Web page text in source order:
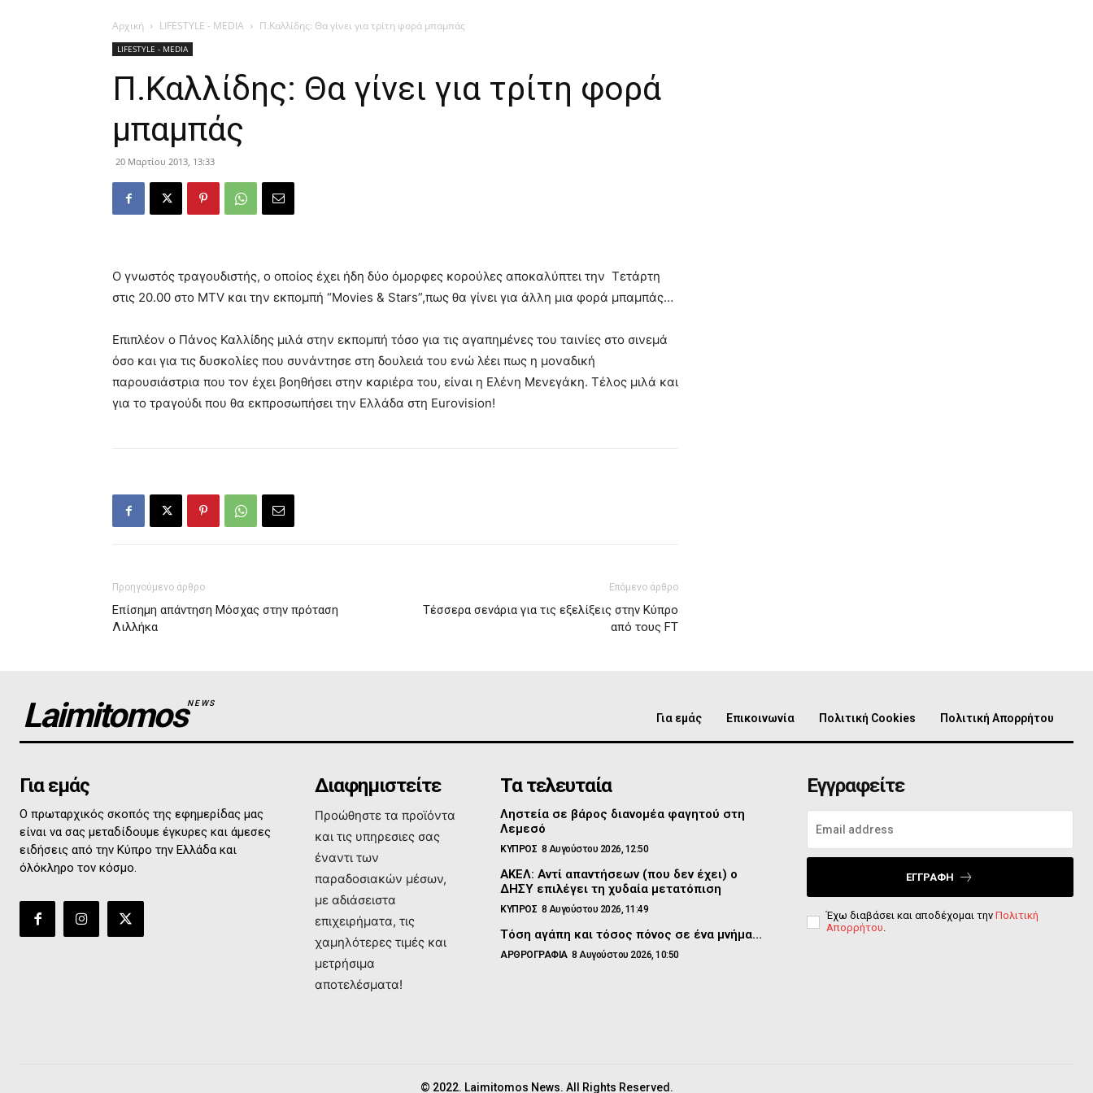
Αρχική LIFESTYLE - MEDIA Π.Καλλίδης: Θα γίνει για τρίτη φορά μπαμπάς
LIFESTYLE - MEDIA
Π.Καλλίδης: Θα γίνει για τρίτη φορά
μπαμπάς
20 Μαρτίου 2013, 13:33
Ο γνωστός τραγουδιστής, ο οποίος έχει ήδη δύο όμορφες κορούλες αποκαλύπτει την Τετάρτη
στις 20.00 στο MTV και την εκπομπή “Movies & Stars”,πως θα γίνει για άλλη μια φορά μπαμπάς…
Επιπλέον ο Πάνος Καλλίδης μιλά στην εκπομπή τόσο για τις αγαπημένες του ταινίες στο σινεμά
όσο και για τις δυσκολίες που συνάντησε στη δουλειά του ενώ λέει πως η μοναδική
παρουσιάστρια που τον έχει βοηθήσει στην καριέρα του, είναι η Ελένη Μενεγάκη. Τέλος μιλά και
για το τραγούδι που θα εκπροσωπήσει την Ελλάδα στη Eurovision!
Προηγούμενο άρθρο
Επίσημη απάντηση Μόσχας στην πρόταση
Λιλλήκα
Επόμενο άρθρο
Τέσσερα σενάρια για τις εξελίξεις στην Κύπρο
από τους FT
LaimitomosNEWS
Για εμάς Επικοινωνία Πολιτική Cookies Πολιτική Απορρήτου
Για εμάς
Ο πρωταρχικός σκοπός της εφημερίδας μας
είναι να σας μεταδίδουμε έγκυρες και άμεσες
ειδήσεις από την Κύπρο την Ελλάδα και
όλόκληρο τον κόσμο.
Διαφημιστείτε
Προώθηστε τα προϊόντα
και τις υπηρεσιες σας
έναντι των
παραδοσιακών μέσων,
με αδιάσειστα
επιχειρήματα, τις
χαμηλότερες τιμές και
μετρήσιμα
αποτελέσματα!
Τα τελευταία
Ληστεία σε βάρος διανομέα φαγητού στη
Λεμεσό
ΚΥΠΡΟΣ 8 Αυγούστου 2026, 12:50
ΑΚΕΛ: Αντί απαντήσεων (που δεν έχει) ο
ΔΗΣΥ επιλέγει τη χυδαία μετατόπιση
ΚΥΠΡΟΣ 8 Αυγούστου 2026, 11:49
Τόση αγάπη και τόσος πόνος σε ένα μνήμα…
ΑΡΘΡΟΓΡΑΦΙΑ 8 Αυγούστου 2026, 10:50
Εγγραφείτε
ΕΓΓΡΑΦΉ
Έχω διαβάσει και αποδέχομαι την Πολιτική
Απορρήτου.
© 2022. Laimitomos News. All Rights Reserved.